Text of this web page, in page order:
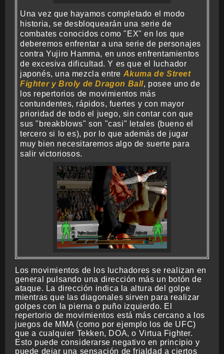
Una vez que hayamos completado el modo
historia, se desbloquearán una serie de
combates conocidos como "EX" en los que
deberemos enfrentar a una serie de personajes
contra Yujiro Hamma, en unos enfrentamientos
de excesiva dificultad. Y es que el luchador
japonés, una mezcla entre Akuma de Street
Fighter y Broly de Dragon Ball, posee uno de
los repertorios de movimientos más
contundentes, rápidos, fuertes y con mayor
prioridad de todo el juego, sin contar con que
sus "breakblows" son "casi" letales (bueno el
tercero si lo es), por lo que además de jugar
muy bien necesitaremos algo de suerte para
salir victoriosos.
Los movimientos de los luchadores se realizan en
general pulsando una dirección más un botón de
ataque. La dirección indica la altura del golpe
mientras que las diagonales sirven para realizar
golpes con la pierna o puño izquierdo. El
repertorio de movimientos está más cercano a los
juegos de MMA (como por ejemplo los de UFC)
que a cualquier Tekken, DOA, o Virtua Fighter.
Esto puede considerarse negativo en principio y
puede dejar una sensación de frialdad a ciertos